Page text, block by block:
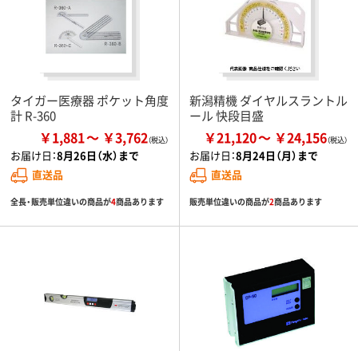
タイガー医療器 ポケット角度
計 R-360
￥1,881 ￥3,762
お届け日：8月26日（水）まで
直送品
全長・販売単位違いの商品が4商品あります
新潟精機 ダイヤルスラントル
ール 快段目盛
￥21,120 ￥24,156
お届け日：8月24日（月）まで
直送品
販売単位違いの商品が2商品あります